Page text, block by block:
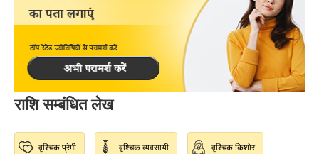
राशि सम्बंधित लेख
वृश्चिक प्रेमी वृश्चिक व्यवसायी वृश्चिक किशोर